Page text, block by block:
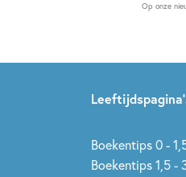
Op onze
Boekentips 0 -
Boekentips 1,5 -